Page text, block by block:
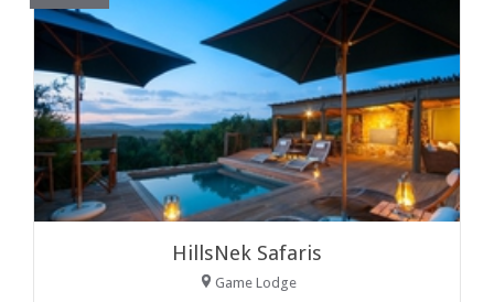
HillsNek Safaris
Game Lodge